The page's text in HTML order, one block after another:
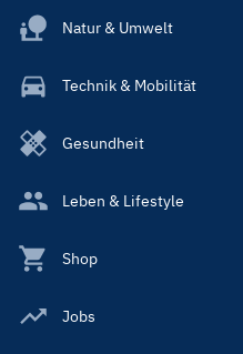
Natur & Umwelt
Technik & Mobilität
Gesundheit
Leben & Lifestyle
Shop
Jobs